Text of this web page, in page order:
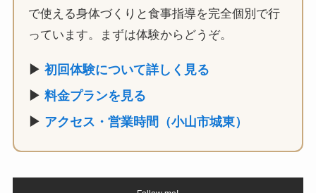
で使える身体づくりと食事指導を完全個別で行
っています。まずは体験からどうぞ。
▶ 初回体験について詳しく見る
▶ 料金プランを見る
▶ アクセス・営業時間（小山市城東）